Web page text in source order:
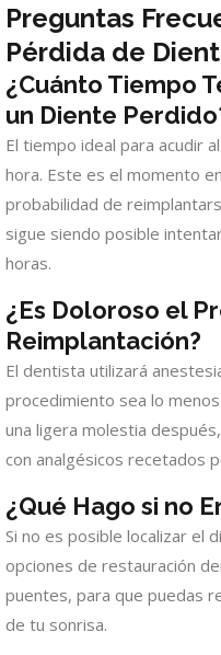
Preguntas
Pérdida de
¿Cuánto Tiempo
un Diente
El tiempo ideal para acudir
hora. Este es el momento
probabilidad de
sigue siendo posible
horas.
¿Es Doloroso el
Reimplantación?
El dentista utilizará
procedimiento sea lo
una ligera molestia
con analgésicos recetados
¿Qué Hago si no
Si no es posible localizar el
opciones de restauración
puentes, para que puedas
de tu sonrisa.